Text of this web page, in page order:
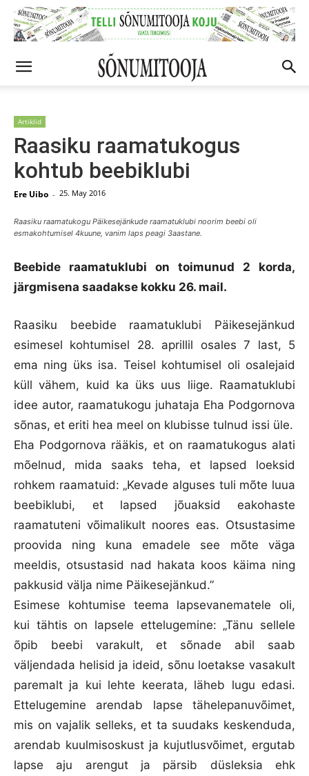
Artiklid
Raasiku raamatukogus
kohtub beebiklubi
Ere Uibo - 25. May 2016
Raasiku raamatukogu Päikesejänkude raamatuklubi noorim beebi oli
esmakohtumisel 4kuune, vanim laps peagi 3aastane.
Beebide raamatuklubi on toimunud 2 korda,
järgmisena saadakse kokku 26. mail.
Raasiku beebide raamatuklubi Päikesejänkud
esimesel kohtumisel 28. aprillil osales 7 last, 5
ema ning üks isa. Teisel kohtumisel oli osalejaid
küll vähem, kuid ka üks uus liige. Raamatuklubi
idee autor, raamatukogu juhataja Eha Podgornova
sõnas, et eriti hea meel on klubisse tulnud issi üle.
Eha Podgornova rääkis, et on raamatukogus alati
mõelnud, mida saaks teha, et lapsed loeksid
rohkem raamatuid: „Kevade alguses tuli mõte luua
beebiklubi, et lapsed jõuaksid eakohaste
raamatuteni võimalikult noores eas. Otsustasime
proovida ning kuna emadele see mõte väga
meeldis, otsustasid nad hakata koos käima ning
pakkusid välja nime Päikesejänkud.”
Esimese kohtumise teema lapsevanematele oli,
kui tähtis on lapsele ettelugemine: „Tänu sellele
õpib beebi varakult, et sõnade abil saab
väljendada helisid ja ideid, sõnu loetakse vasakult
paremalt ja kui lehte keerata, läheb lugu edasi.
Ettelugemine arendab lapse tähelepanuvõimet,
mis on vajalik selleks, et ta suudaks keskenduda,
arendab kuulmisoskust ja kujutlusvõimet, ergutab
lapse aju arengut ja pärsib düsleksia ehk